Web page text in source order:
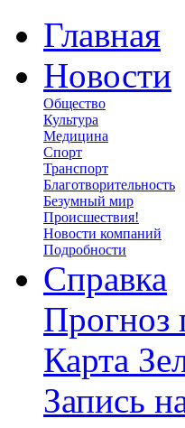
Главная
Новости
Общество
Культура
Медицина
Спорт
Транспорт
Благотворительность
Безумный мир
Происшествия!
Новости компаний
Подробности
Справка
Прогноз
Карта
Запись